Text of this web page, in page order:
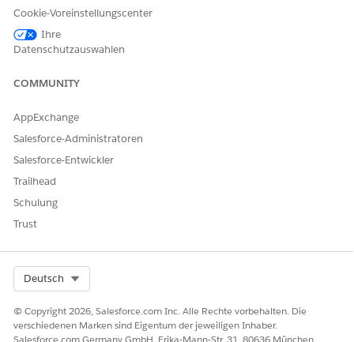
"Karte sperren oder
Wählen Sie zum Konfigurieren von Auswahllisten für
aus, die in Ihrer Salesforce-Organisation verfügbar sein sollen.
von Auswahllisten
KONNTEN SIE IHR PROBLEM MITHILFE DIESES ARTIKELS
Geben Sie uns Feedback, damit wir uns verbessern können.
Ja Nein
Cookie-Voreinstellungscenter
Ihre
Datenschutzauswahlen
COMMUNITY
AppExchange
Salesforce-Administratoren
Salesforce-Entwickler
Trailhead
Schulung
Trust
Deutsch
© Copyright 2026, Salesforce.com Inc. Alle Rechte vorbehalten. Die
verschiedenen Marken sind Eigentum der jeweiligen Inhaber.
Salesforce.com Germany GmbH, Erika-Mann-Str. 31, 80636 München,